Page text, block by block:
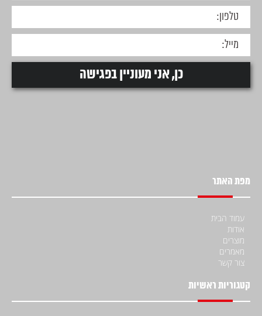
מפת האתר
עמוד הבית
אודות
מוצרים
מאמרים
צור קשר
קטגוריות ראשיות